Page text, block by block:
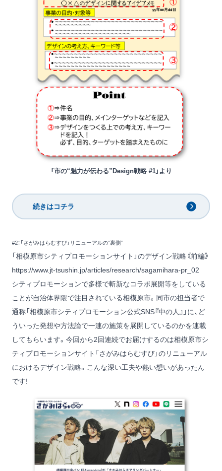
「市の“魅力が伝わる”Design戦略 #1」より
続きはコチラ
#2：「さがみはらむすび」リニューアルの“裏側”
「相模原市シティプロモーションサイト」のデザイン戦略《前編》
https://www.jt-tsushin.jp/articles/research/sagamihara-pr_02
シティプロモーションで多様で斬新なコラボ展開等をしている
ことが自治体界隈で注目されている相模原市。同市の担当者で
通称「相模原市シティプロモーション公式SNS『中の人』」に、ど
ういった発想や方法論で一連の施策を展開しているのかを連載
してもらいます。今回から2回連続でお届けするのは相模原市シ
ティプロモーションサイト「さがみはらむすび」のリニューアル
におけるデザイン戦略。こんな深い工夫や熱い想いがあったん
です!